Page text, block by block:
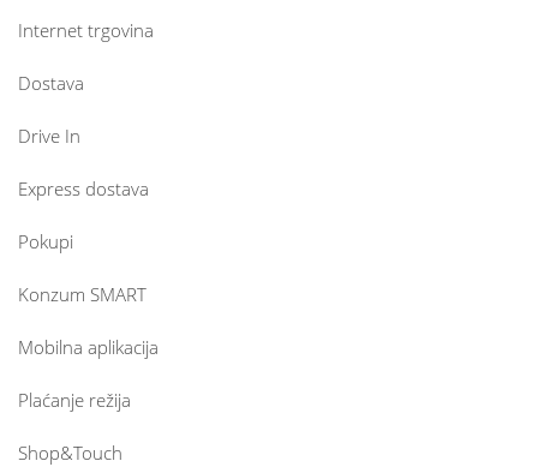
Internet trgovina
Dostava
Drive In
Express dostava
Pokupi
Konzum SMART
Mobilna aplikacija
Plaćanje režija
Shop&Touch